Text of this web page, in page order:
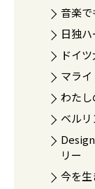
音楽
日独
ドイ
マラ
わたし
ベル
リー
今を生